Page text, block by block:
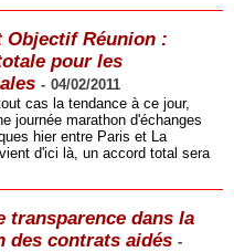
Objectif Réunion :
pour les
- 04/02/2011
cas la tendance à ce jour,
journée marathon d'échanges
hier entre Paris et La
d'ici là, un accord total sera
transparence dans la
des contrats aidés -